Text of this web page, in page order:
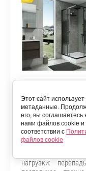
где каждый
именно
определяет, будет
разваливаться уже
Механизмы
нагрузки:
Этот сайт
метаданные.
его, вы соглашаетесь
нами файлов cookie и
соответствии с
файлов cookie